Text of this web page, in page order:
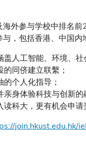
海外参与学校中排名
，包括香港、中国
人工智能、环境、
同侪建立联繫；
个人化指导；
身体验科技与创新的
科大，更有机会申
join.hkust.edu.hk/